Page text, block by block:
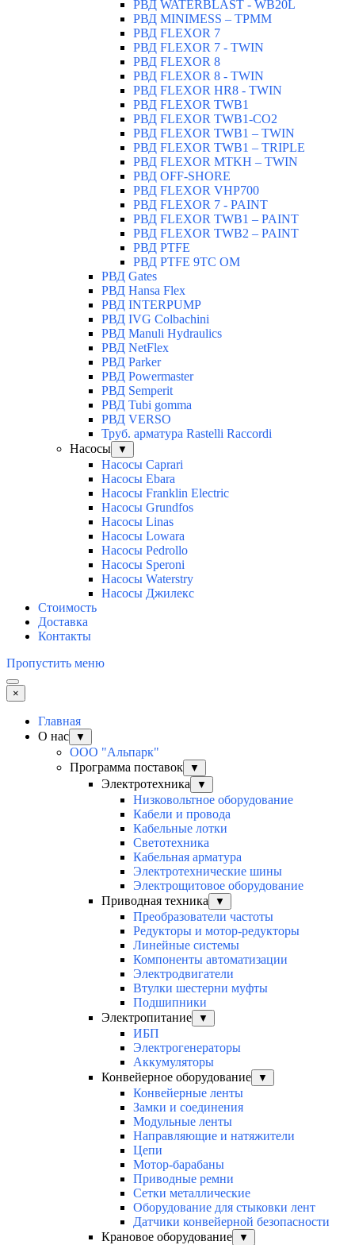
РВД WATERBLAST - WB20L
РВД MINIMESS – TPMM
РВД FLEXOR 7
РВД FLEXOR 7 - TWIN
РВД FLEXOR 8
РВД FLEXOR 8 - TWIN
РВД FLEXOR HR8 - TWIN
РВД FLEXOR TWB1
РВД FLEXOR TWB1-CO2
РВД FLEXOR TWB1 – TWIN
РВД FLEXOR TWB1 – TRIPLE
РВД FLEXOR MTKH – TWIN
РВД OFF-SHORE
РВД FLEXOR VHP700
РВД FLEXOR 7 - PAINT
РВД FLEXOR TWB1 – PAINT
РВД FLEXOR TWB2 – PAINT
РВД PTFE
РВД PTFE 9TC OM
РВД Gates
РВД Hansa Flex
РВД INTERPUMP
РВД IVG Colbachini
РВД Manuli Hydraulics
РВД NetFlex
РВД Parker
РВД Powermaster
РВД Semperit
РВД Tubi gomma
РВД VERSO
Труб. арматура Rastelli Raccordi
Насосы
▼
Насосы Caprari
Насосы Ebara
Насосы Franklin Electric
Насосы Grundfos
Насосы Linas
Насосы Lowara
Насосы Pedrollo
Насосы Speroni
Насосы Waterstry
Насосы Джилекс
Стоимость
Доставка
Контакты
Пропустить меню
×
Главная
О нас
▼
ООО "Альпарк"
Программа поставок
▼
Электротехника ▼
Низковольтное оборудование
Кабели и провода
Кабельные лотки
Светотехника
Кабельная арматура
Электротехнические шины
Электрощитовое оборудование
Приводная техника
▼
Преобразователи частоты
Редукторы и мотор-редукторы
Линейные системы
Компоненты автоматизации
Электродвигатели
Втулки шестерни муфты
Подшипники
Электропитание
▼
ИБП
Электрогенераторы
Аккумуляторы
Конвейерное оборудование
▼
Конвейерные ленты
Замки и соединения
Модульные ленты
Направляющие и натяжители
Цепи
Мотор-барабаны
Приводные ремни
Сетки металлические
Оборудование для стыковки лент
Датчики конвейерной безопасности
Крановое оборудование
▼